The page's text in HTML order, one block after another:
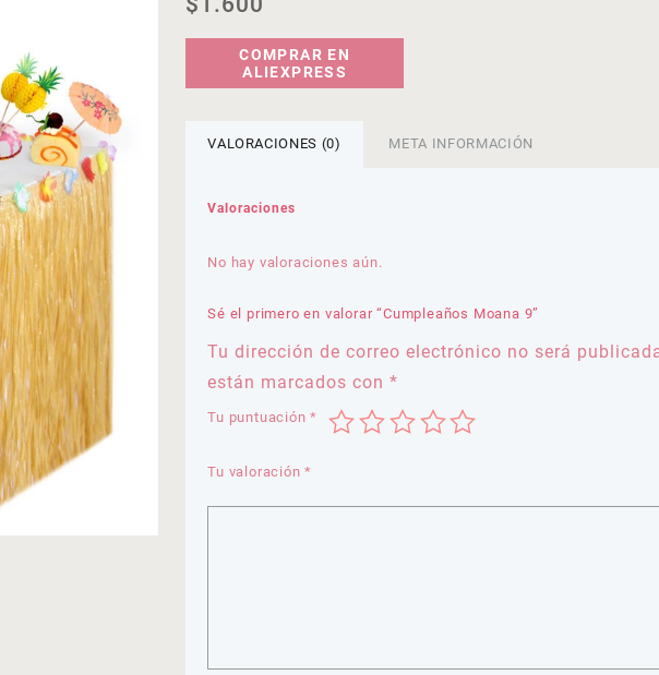
COMPRAR EN
ALIEXPRESS
VALORACIONES (0) META INFORMACIÓN
Valoraciones
No hay valoraciones aún.
Sé el primero en valorar “Cumpleaños Moana 9”
Tu dirección de correo electrónico no será
están marcados con*
Tu puntuación*
Tu valoración*